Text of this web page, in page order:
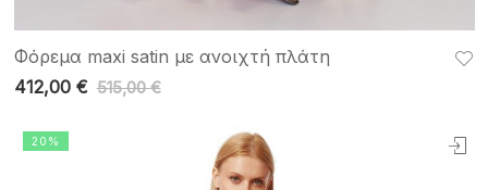
Φόρεμα maxi satin με ανοιχτή πλάτη
515,00€
412,00 €
20%